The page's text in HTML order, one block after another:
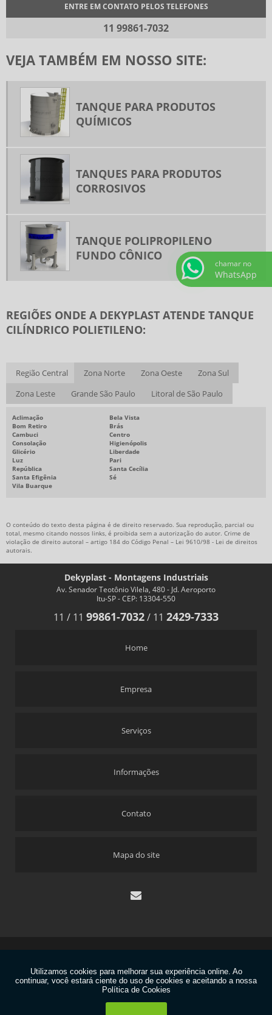
ENTRE EM CONTATO PELOS TELEFONES
11 99861-7032
VEJA TAMBÉM EM NOSSO SITE:
TANQUE PARA PRODUTOS
QUÍMICOS
TANQUES PARA PRODUTOS
CORROSIVOS
TANQUE POLIPROPILENO
FUNDO CÔNICO
REGIÕES ONDE A DEKYPLAST ATENDE TANQUE
CILÍNDRICO POLIETILENO:
Região Central Zona Norte Zona Oeste
Zona Sul
Zona Leste
Grande São Paulo Litoral de São Paulo
Aclimação
Bela Vista
Bom Retiro
Brás
Cambuci
Centro
Consolação
Higienópolis
Glicério
Liberdade
Luz
Pari
República
Santa Cecília
Santa Efigênia
Sé
Vila Buarque
O conteúdo do texto desta página é de direito reservado. Sua reprodução, parcial ou
total, mesmo citando nossos links, é proibida sem a autorização do autor. Crime de
violação de direito autoral – artigo 184 do Código Penal – Lei 9610/98 - Lei de direitos
autorais.
Dekyplast - Montagens Industriais
Av. Senador Teotônio Vilela, 480 - Jd. Aeroporto
Itu-SP - CEP: 13304-550
11 / 11 99861-7032/ 11 2429-7333
Home
Empresa
Serviços
Informações
Contato
Mapa do site
chamar no
WhatsApp
W3C
W3C